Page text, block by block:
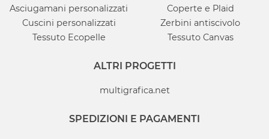
Asciugamani personalizzati
Coperte e Plaid
Cuscini personalizzati
Zerbini antiscivolo
Tessuto Ecopelle
Tessuto Canvas
ALTRI PROGETTI
multigrafica.net
SPEDIZIONI E PAGAMENTI